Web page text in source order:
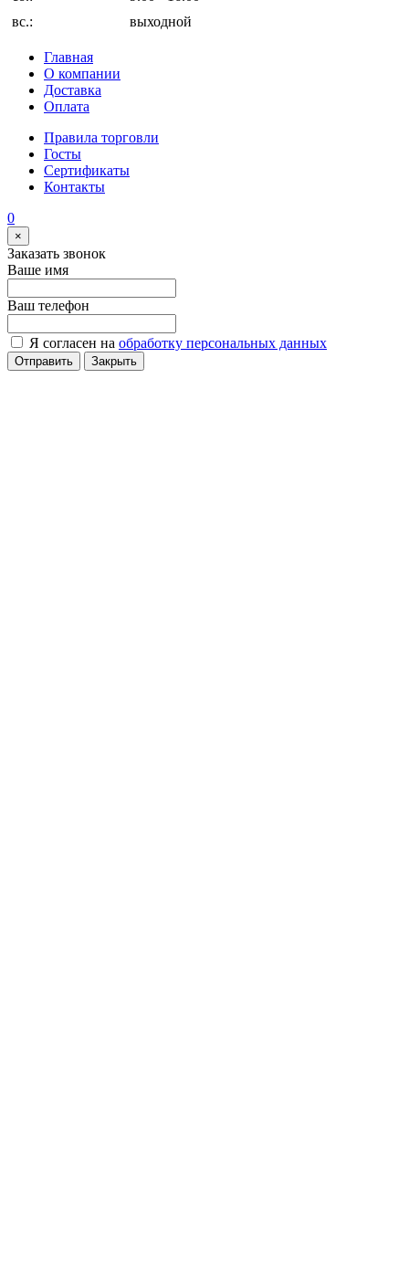
вс.:
выходной
Главная
О компании
Доставка
Оплата
Правила торговли
Госты
Сертификаты
Контакты
0
×
Заказать звонок
Ваше имя
Ваш телефон
Я согласен на обработку персональных данных
Отправить Закрыть